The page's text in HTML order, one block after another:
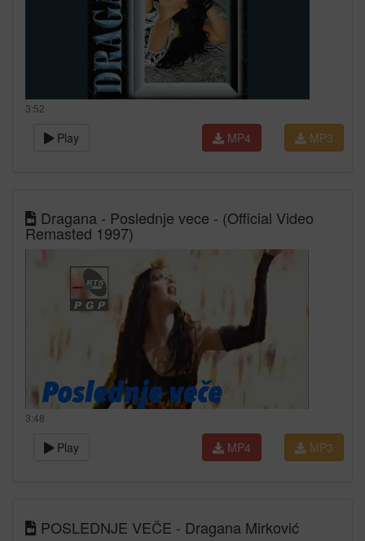
3:52
Play MP3
MP4
Dragana - Poslednje vece - (Official Video
Remasted 1997)
3:48
Play MP3
MP4
POSLEDNJE VEČE - Dragana Mirković